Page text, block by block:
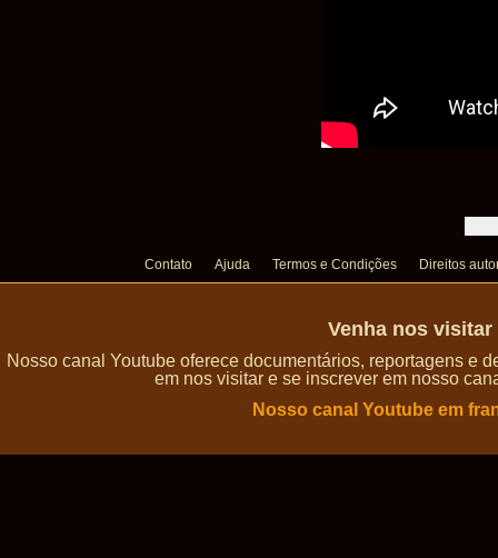
Contato Ajuda Termos e Condições Direitos
Venha nos
Nosso canal Youtube oferece documentários, reportagens e
em nos visitar e se inscrever em nosso
Nosso canal Youtube em